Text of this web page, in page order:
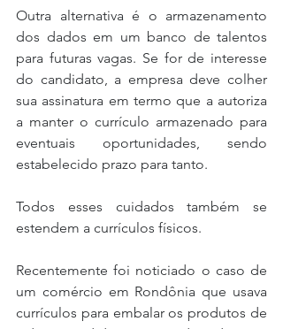
Outra alternativa é o armazenamento
dos dados em um banco de talentos
para futuras vagas. Se for de interesse
do candidato, a empresa deve colher
sua assinatura em termo que a autoriza
a manter o currículo armazenado para
eventuais oportunidades, sendo
estabelecido prazo para tanto.
Todos esses cuidados também se
estendem a currículos físicos.
Recentemente foi noticiado o caso de
um comércio em Rondônia que usava
currículos para embalar os produtos de